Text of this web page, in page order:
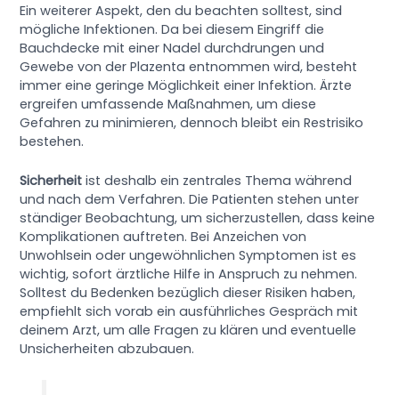
Ein weiterer Aspekt, den du beachten solltest, sind
mögliche Infektionen. Da bei diesem Eingriff die
Bauchdecke mit einer Nadel durchdrungen und
Gewebe von der Plazenta entnommen wird, besteht
immer eine geringe Möglichkeit einer Infektion. Ärzte
ergreifen umfassende Maßnahmen, um diese
Gefahren zu minimieren, dennoch bleibt ein Restrisiko
bestehen.
Sicherheit ist deshalb ein zentrales Thema während
und nach dem Verfahren. Die Patienten stehen unter
ständiger Beobachtung, um sicherzustellen, dass keine
Komplikationen auftreten. Bei Anzeichen von
Unwohlsein oder ungewöhnlichen Symptomen ist es
wichtig, sofort ärztliche Hilfe in Anspruch zu nehmen.
Solltest du Bedenken bezüglich dieser Risiken haben,
empfiehlt sich vorab ein ausführliches Gespräch mit
deinem Arzt, um alle Fragen zu klären und eventuelle
Unsicherheiten abzubauen.